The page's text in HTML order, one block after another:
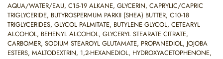
AQUA/WATER/EAU, C15-19 ALKANE, GLYCERIN, CAPRYLIC/CAPRIC
TRIGLYCERIDE, BUTYROSPERMUM PARKII (SHEA) BUTTER, C10-18
TRIGLYCERIDES, GLYCOL PALMITATE, BUTYLENE GLYCOL, CETEARYL
ALCOHOL, BEHENYL ALCOHOL, GLYCERYL STEARATE CITRATE,
CARBOMER, SODIUM STEAROYL GLUTAMATE, PROPANEDIOL, JOJOBA
ESTERS, MALTODEXTRIN, 1,2-HEXANEDIOL, HYDROXYACETOPHENONE,